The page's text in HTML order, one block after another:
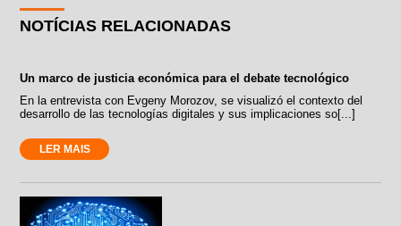
NOTÍCIAS RELACIONADAS
Un marco de justicia económica para el debate tecnológico
En la entrevista con Evgeny Morozov, se visualizó el contexto del
desarrollo de las tecnologías digitales y sus implicaciones so[...]
LER MAIS